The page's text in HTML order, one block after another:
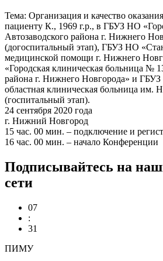
Тема: Организация и качество
пациенту К., 1969 г.р., в ГБУЗ НО
Автозаводского района г. Нижнего
(догоспитальный этап), ГБУЗ НО
медицинской помощи г. Нижнего
«Городская клиническая больница №
района г. Нижнего Новгорода» и
областная клиническая больница им.
(госпитальный этап).
24 сентября 2020 года
г. Нижний Новгород
15 час. 00 мин. – подключение и
16 час. 00 мин. – начало Конференции
Подписывайтесь на
сети
07
:
31
ПИМУ